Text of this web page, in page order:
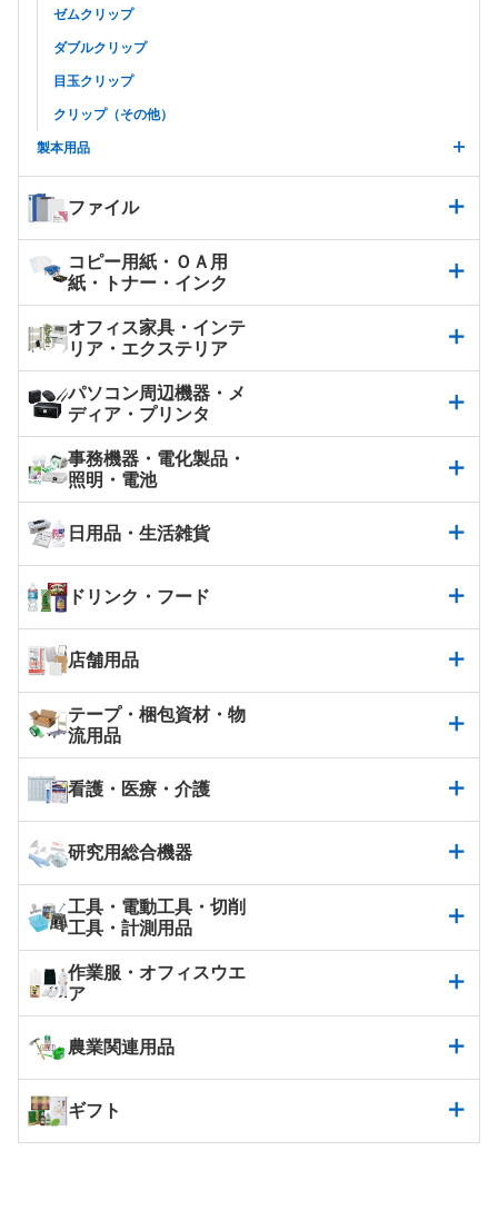
ゼムクリップ
ダブルクリップ
目玉クリップ
クリップ（その他）
製本用品
ファイル
コピー用紙・ＯＡ用
紙・トナー・インク
オフィス家具・インテ
リア・エクステリア
パソコン周辺機器・メ
ディア・プリンタ
事務機器・電化製品・
照明・電池
日用品・生活雑貨
ドリンク・フード
店舗用品
テープ・梱包資材・物
流用品
看護・医療・介護
研究用総合機器
工具・電動工具・切削
工具・計測用品
作業服・オフィスウエ
ア
農業関連用品
ギフト